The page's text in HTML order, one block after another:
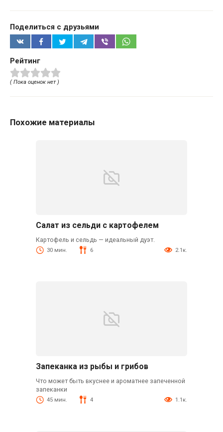
Поделиться с друзьями
Рейтинг
( Пока оценок нет )
Похожие материалы
Салат из сельди с картофелем
Картофель и сельдь — идеальный дуэт.
30 мин. 6 2.1к.
Запеканка из рыбы и грибов
Что может быть вкуснее и ароматнее запеченной
запеканки
45 мин. 4 1.1к.